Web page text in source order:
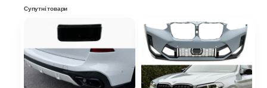
Супутні товари